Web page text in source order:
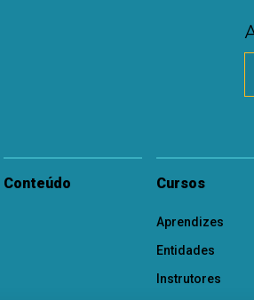
Conteúdo Cursos
Aprendizes
Entidades
Instrutores